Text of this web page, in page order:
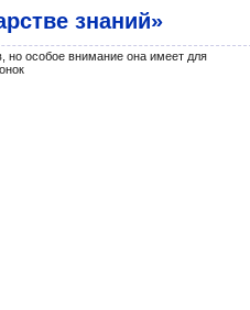
знаний»
но особое внимание она имеет для